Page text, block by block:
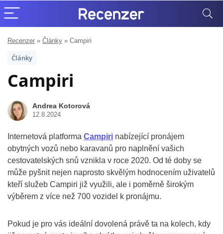
Recenzer » Články » Campiri
Články
Campiri
Andrea Kotorová
12.8.2024
Internetová platforma Campiri nabízející pronájem
obytných vozů nebo karavanů pro naplnění vašich
cestovatelských snů vznikla v roce 2020. Od té doby se
může pyšnit nejen naprosto skvělým hodnocením uživatelů
kteří služeb Campiri již využili, ale i poměrně širokým
výběrem z více než 700 vozidel k pronájmu.
Pokud je pro vás ideální dovolená právě ta na kolech, kdy